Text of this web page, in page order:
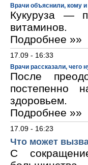
Врачи объяснили, кому
Кукуруза —
витаминов.
Подробнее »»
17.09 - 16:33
Врачи рассказали, чего
После
постепенно
здоровьем.
Подробнее »»
17.09 - 16:23
Что может
С